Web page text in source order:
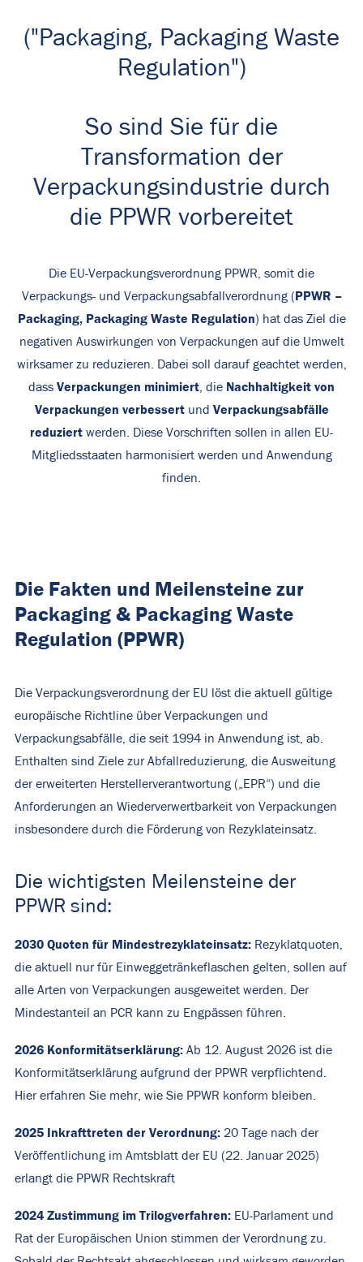
("Packaging, Packaging Waste
Regulation")
So sind Sie für die
Transformation der
Verpackungsindustrie durch
die PPWR vorbereitet
Die EU-Verpackungsverordnung PPWR, somit die
Verpackungs- und Verpackungsabfallverordnung (PPWR –
Packaging, Packaging Waste Regulation) hat das Ziel die
negativen Auswirkungen von Verpackungen auf die Umwelt
wirksamer zu reduzieren. Dabei soll darauf geachtet werden,
dass Verpackungen minimiert , die Nachhaltigkeit von
Verpackungen verbessertund Verpackungsabfälle
reduziert werden. Diese Vorschriften sollen in allen EU-
Mitgliedsstaaten harmonisiert werden und Anwendung
finden.
Die Fakten und Meilensteine zur
Packaging & Packaging Waste
Regulation (PPWR)
Die Verpackungsverordnung der EU löst die aktuell gültige
europäische Richtline über Verpackungen und
Verpackungsabfälle, die seit 1994 in Anwendung ist, ab.
Enthalten sind Ziele zur Abfallreduzierung, die Ausweitung
der erweiterten Herstellerverantwortung („EPR“) und die
Anforderungen an Wiederverwertbarkeit von Verpackungen
insbesondere durch die Förderung von Rezyklateinsatz.
Die wichtigsten Meilensteine der
PPWR sind:
2030 Quoten für Mindestrezyklateinsatz: Rezyklatquoten,
die aktuell nur für Einweggetränkeflaschen gelten, sollen auf
alle Arten von Verpackungen ausgeweitet werden. Der
Mindestanteil an PCR kann zu Engpässen führen.
2026 Konformitätserklärung: Ab 12. August 2026 ist die
Konformitätserklärung aufgrund der PPWR verpflichtend.
Hiererfahren Sie mehr, wie Sie PPWR konform bleiben.
2025 Inkrafttreten der Verordnung: 20 Tage nach der
Veröffentlichung im Amtsblatt der EU (22. Januar 2025)
erlangt die PPWR Rechtskraft
2024 Zustimmung im Trilogverfahren: EU-Parlament und
Rat der Europäischen Union stimmen der Verordnung zu.